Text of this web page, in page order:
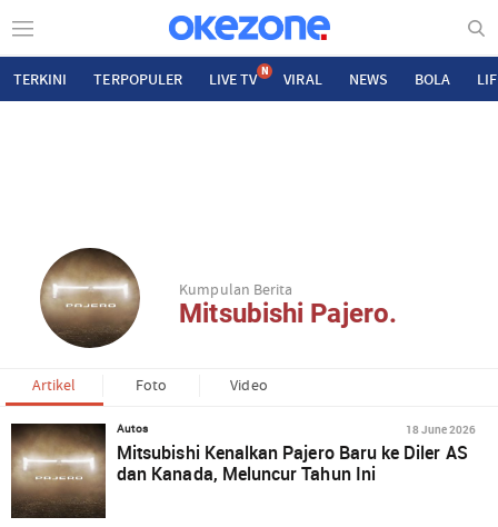
TERKINI TERPOPULER LIVE TV N VIRAL NEWS BOLA
Kumpulan Berita
Mitsubishi Pajero.
Artikel Foto Video
Autos 18 June 2026
Mitsubishi Kenalkan Pajero Baru ke Diler AS
dan Kanada, Meluncur Tahun Ini